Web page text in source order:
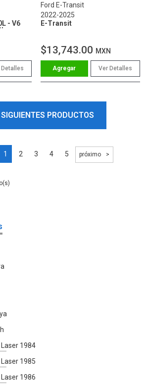
- V6
Detalles
Ford E-Transit
2022-2025
E-Transit
$13,743.00 MXN
Ver Detalles
SIGUIENTES PRODUCTOS
1 2 3 4 5 próximo
1984
1985
1986